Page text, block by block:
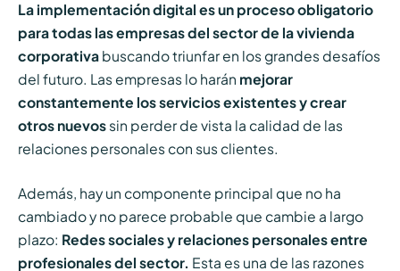
La implementación digital es un proceso obligatorio
para todas las empresas del sector de la vivienda
corporativabuscando triunfar en los grandes desafíos
del futuro. Las empresas lo harán mejorar
constantemente los servicios existentes y crear
otros nuevossin perder de vista la calidad de las
relaciones personales con sus clientes.
Además, hay un componente principal que no ha
cambiado y no parece probable que cambie a largo
plazo: Redes sociales y relaciones personales entre
profesionales del sector. Esta es una de las razones